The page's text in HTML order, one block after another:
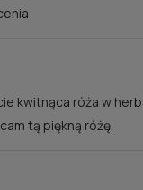
kwitnąca róża w
tą piękną różę.